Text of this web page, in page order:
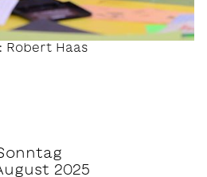
Robert Haas
2025